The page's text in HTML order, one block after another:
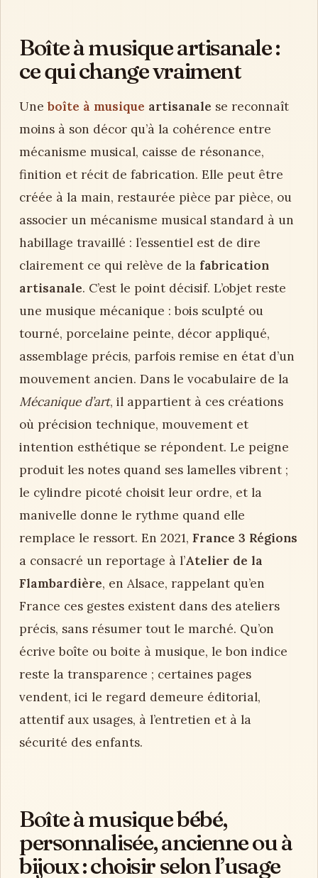
Boîte à musique artisanale :
ce qui change vraiment
Uneboîte à musique artisanale se reconnaît
moins à son décor qu’à la cohérence entre
mécanisme musical, caisse de résonance,
finition et récit de fabrication. Elle peut être
créée à la main, restaurée pièce par pièce, ou
associer un mécanisme musical standard à un
habillage travaillé : l’essentiel est de dire
clairement ce qui relève de la fabrication
artisanale. C’est le point décisif. L’objet reste
une musique mécanique : bois sculpté ou
tourné, porcelaine peinte, décor appliqué,
assemblage précis, parfois remise en état d’un
mouvement ancien. Dans le vocabulaire de la
Mécanique d’art, il appartient à ces créations
où précision technique, mouvement et
intention esthétique se répondent. Le peigne
produit les notes quand ses lamelles vibrent ;
le cylindre picoté choisit leur ordre, et la
manivelle donne le rythme quand elle
remplace le ressort. En 2021, France 3 Régions
a consacré un reportage à l’Atelier de la
Flambardière, en Alsace, rappelant qu’en
France ces gestes existent dans des ateliers
précis, sans résumer tout le marché. Qu’on
écrive boîte ou boite à musique, le bon indice
reste la transparence ; certaines pages
vendent, ici le regard demeure éditorial,
attentif aux usages, à l’entretien et à la
sécurité des enfants.
Boîte à musique bébé,
personnalisée, ancienne ou à
bijoux : choisir selon l’usage